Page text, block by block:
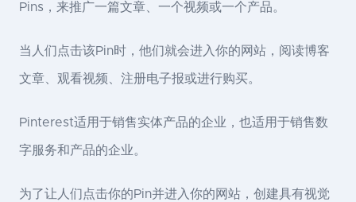
Pins，来推广一篇文章、一个视频或一个产品。
当人们点击该Pin时，他们就会进入你的网站，阅读博客
文章、观看视频、注册电子报或进行购买。
Pinterest适用于销售实体产品的企业，也适用于销售数
字服务和产品的企业。
为了让人们点击你的Pin并进入你的网站，创建具有视觉